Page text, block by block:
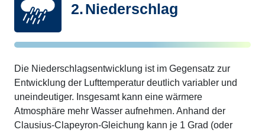
2.Niederschlag
Die Niederschlagsentwicklung ist im Gegensatz zur
Entwicklung der Lufttemperatur deutlich variabler und
uneindeutiger. Insgesamt kann eine wärmere
Atmosphäre mehr Wasser aufnehmen. Anhand der
Clausius-Clapeyron-Gleichung kann je 1 Grad (oder